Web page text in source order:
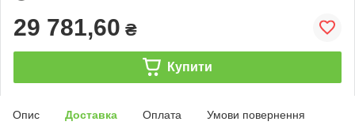
29 781,60 ₴
Купити
Опис Доставка Оплата Умови повернення